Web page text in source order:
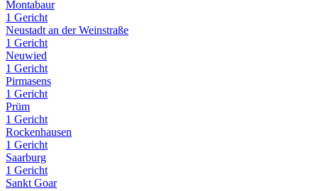
Montabaur
1 Gericht
Neustadt an der Weinstraße
1 Gericht
Neuwied
1 Gericht
Pirmasens
1 Gericht
Prüm
1 Gericht
Rockenhausen
1 Gericht
Saarburg
1 Gericht
Sankt Goar